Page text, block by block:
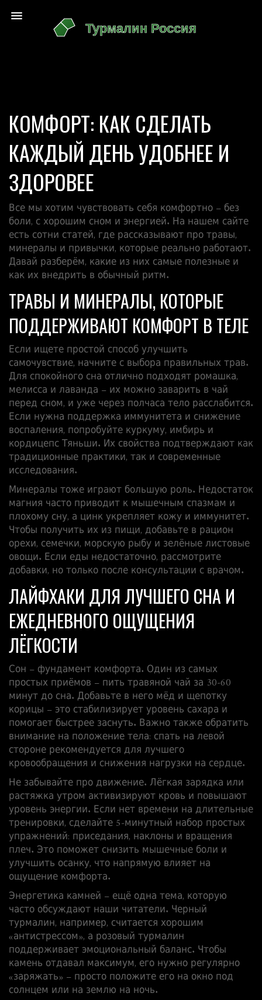
КОМФОРТ: КАК СДЕЛАТЬ
КАЖДЫЙ ДЕНЬ УДОБНЕЕ И
ЗДОРОВЕЕ
Все мы хотим чувствовать себя комфортно – без
боли, с хорошим сном и энергией. На нашем сайте
есть сотни статей, где рассказывают про травы,
минералы и привычки, которые реально работают.
Давай разберём, какие из них самые полезные и
как их внедрить в обычный ритм.
ТРАВЫ И МИНЕРАЛЫ, КОТОРЫЕ
ПОДДЕРЖИВАЮТ КОМФОРТ В ТЕЛЕ
Если ищете простой способ улучшить
самочувствие, начните с выбора правильных трав.
Для спокойного сна отлично подходят ромашка,
мелисса и лаванда – их можно заварить в чай
перед сном, и уже через полчаса тело расслабится.
Если нужна поддержка иммунитета и снижение
воспаления, попробуйте куркуму, имбирь и
кордицепс Тяньши. Их свойства подтверждают как
традиционные практики, так и современные
исследования.
Минералы тоже играют большую роль. Недостаток
магния часто приводит к мышечным спазмам и
плохому сну, а цинк укрепляет кожу и иммунитет.
Чтобы получить их из пищи, добавьте в рацион
орехи, семечки, морскую рыбу и зелёные листовые
овощи. Если еды недостаточно, рассмотрите
добавки, но только после консультации с врачом.
ЛАЙФХАКИ ДЛЯ ЛУЧШЕГО СНА И
ЕЖЕДНЕВНОГО ОЩУЩЕНИЯ
ЛЁГКОСТИ
Сон – фундамент комфорта. Один из самых
простых приёмов – пить травяной чай за 30‑60
минут до сна. Добавьте в него мёд и щепотку
корицы – это стабилизирует уровень сахара и
помогает быстрее заснуть. Важно также обратить
внимание на положение тела: спать на левой
стороне рекомендуется для лучшего
кровообращения и снижения нагрузки на сердце.
Не забывайте про движение. Лёгкая зарядка или
растяжка утром активизируют кровь и повышают
уровень энергии. Если нет времени на длительные
тренировки, сделайте 5‑минутный набор простых
упражнений: приседания, наклоны и вращения
плеч. Это поможет снизить мышечные боли и
улучшить осанку, что напрямую влияет на
ощущение комфорта.
Энергетика камней – ещё одна тема, которую
часто обсуждают наши читатели. Черный
турмалин, например, считается хорошим
«антистрессом», а розовый турмалин
поддерживает эмоциональный баланс. Чтобы
камень отдавал максимум, его нужно регулярно
«заряжать» – просто положите его на окно под
солнцем или на землю на ночь.